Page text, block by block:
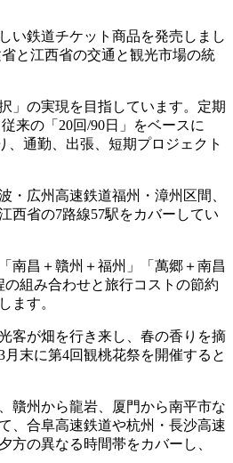
い鉄道チケット商品を発売しまし
と江西省の交通と観光市場の統
」の実現を目指しています。定期
来の「20回/90日」をベースに
、通勤、出張、短期プロジェクト
広州高速鉄道福州・漳州区間、
西省の7路線57駅をカバーしてい
南昌＋贛州＋福州」「萬郷＋南昌
組み合わせと旅行コストの節約
ます。
客が畑を行き来し、春の香りを摘
末に第4回観桃花祭を開催すると
贛州から龍岩、厦門から南平市な
、合阜高速鉄道や杭州・長沙高速
の異なる時間帯をカバーし、